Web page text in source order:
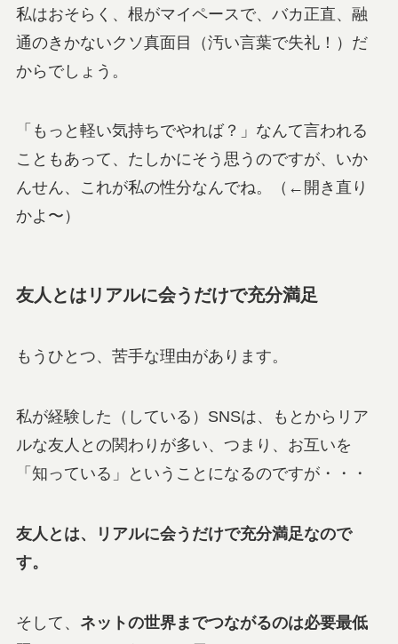
私はおそらく、根がマイペースで、バカ正直、融
通のきかないクソ真面目（汚い言葉で失礼！）だ
からでしょう。
「もっと軽い気持ちでやれば？」なんて言われる
こともあって、たしかにそう思うのですが、いか
んせん、これが私の性分なんでね。（←開き直り
かよ〜）
友人とはリアルに会うだけで充分満足
もうひとつ、苦手な理由があります。
私が経験した（している）SNSは、もとからリア
ルな友人との関わりが多い、つまり、お互いを
「知っている」ということになるのですが・・・
友人とは、リアルに会うだけで充分満足なので
す。
そして、 ネットの世界までつながるのは必要最低